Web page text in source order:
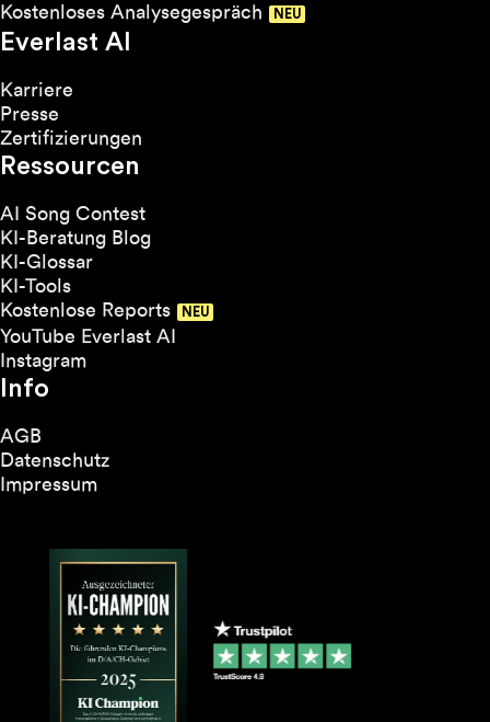
Kostenloses Analysegespräch
Everlast AI
Karriere
Presse
Zertifizierungen
Ressourcen
AI Song Contest
KI-Beratung Blog
KI-Glossar
KI-Tools
Kostenlose Reports
YouTube Everlast AI
Instagram
Info
AGB
Datenschutz
Impressum